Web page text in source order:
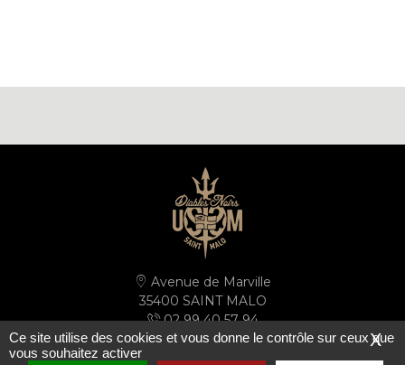
Avenue de Marville
35400 SAINT MALO
02 99 40 57 94
secretariat@ussm.fr
X
Ce site utilise des cookies et vous donne le contrôle sur ceux que
vous souhaitez activer